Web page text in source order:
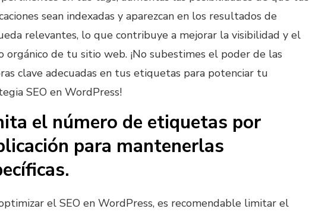
sean indexadas y aparezcan en los resultados de
relevantes, lo que contribuye a mejorar la visibilidad y el
orgánico de tu sitio web. ¡No subestimes el poder de las
clave adecuadas en tus etiquetas para potenciar tu
SEO en WordPress!
el número de etiquetas por
para mantenerlas
el SEO en WordPress, es recomendable limitar el